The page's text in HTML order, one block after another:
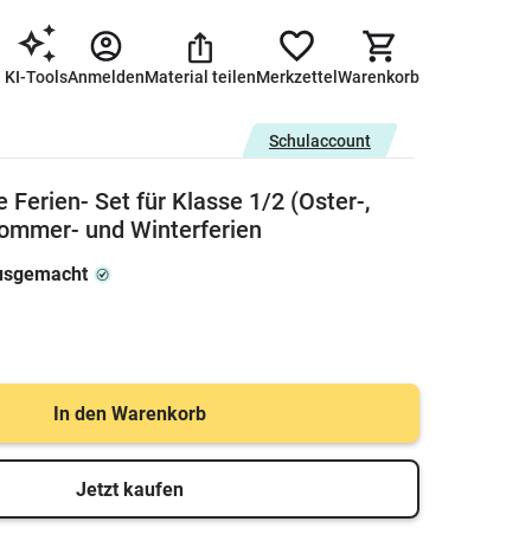
KI-ToolsAnmeldenMaterial teilenMerkzettel Warenkorb
Schulaccount
Ferien- Set für Klasse 1/2 (Oster-,
und Winterferien
In den Warenkorb
Jetzt kaufen